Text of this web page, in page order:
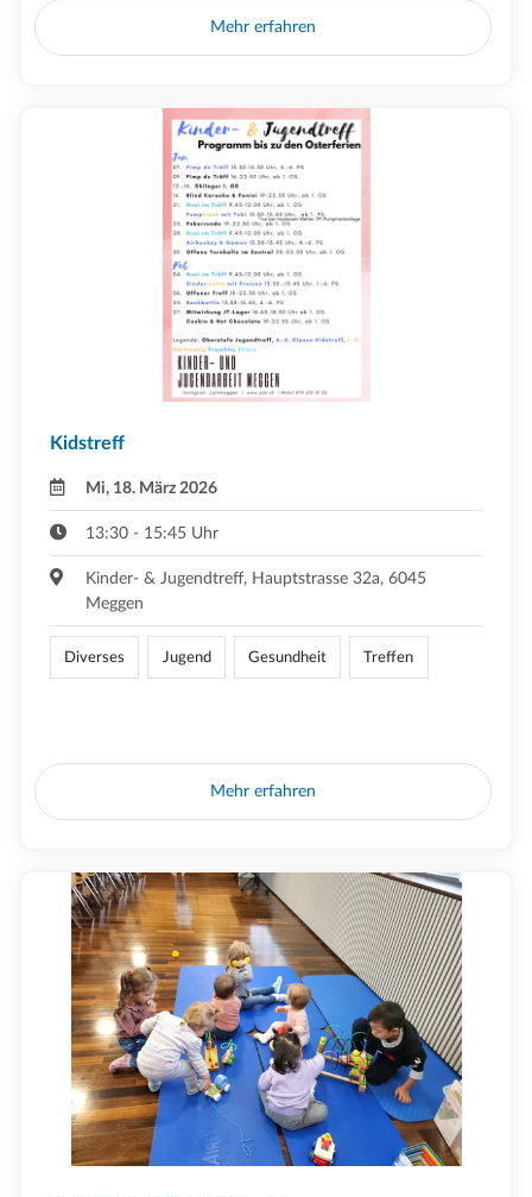
Mehr erfahren
Kidstreff
Mi, 18. März 2026
13:30 - 15:45 Uhr
Kinder- & Jugendtreff, Hauptstrasse 32a, 6045
Meggen
Diverses Jugend Gesundheit Treffen
Mehr erfahren